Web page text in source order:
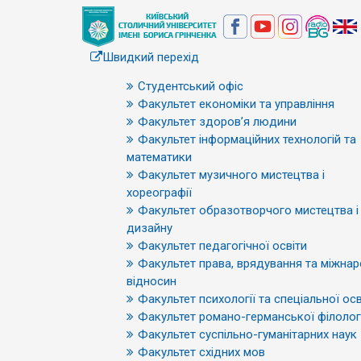
Швидкий перехід
Студентський офіс
Факультет економіки та управління
Факультет здоров’я людини
Факультет інформаційних технологій та
математики
Факультет музичного мистецтва і
хореографії
Факультет образотворчого мистецтва і
дизайну
Факультет педагогічної освіти
Факультет права, врядування та
відносин
Факультет психології та спеціальної
Факультет романо-германської
Факультет суспільно-гуманітарних наук
Факультет східних мов